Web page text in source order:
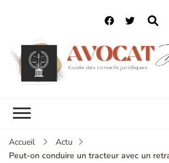
Accueil
Actu
Peut-on conduire un tracteur avec un